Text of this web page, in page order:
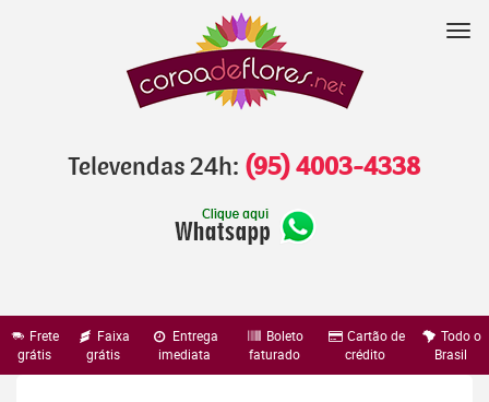
Televendas 24h: (95) 4003-4338
Frete
grátis
Faixa
grátis
Entrega
imediata
Boleto
faturado
Cartão de
crédito
Todo o
Brasil